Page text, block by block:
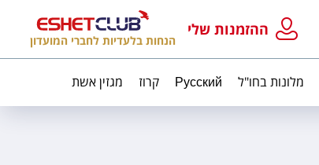
ההזמנות שלי
הנחות בלעדיות לחברי המועדון
מלונות בחו"ל Русский קרוז מגזין אשת